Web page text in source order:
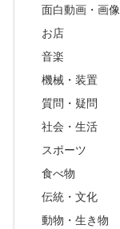
面白動画・画像
お店
音楽
機械・装置
質問・疑問
社会・生活
スポーツ
食べ物
伝統・文化
動物・生き物